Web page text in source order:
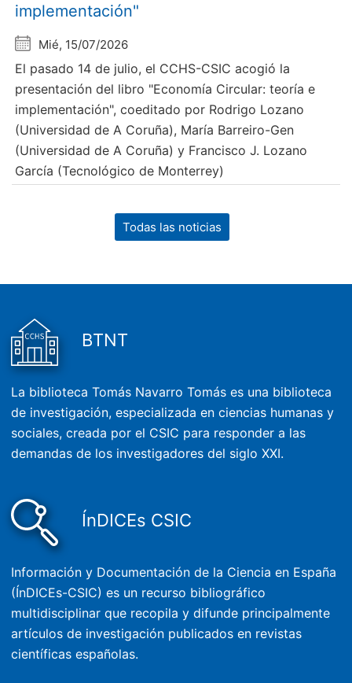
implementación"
Mié, 15/07/2026
El pasado 14 de julio, el CCHS-CSIC acogió la
presentación del libro "Economía Circular: teoría e
implementación", coeditado por Rodrigo Lozano
(Universidad de A Coruña), María Barreiro-Gen
(Universidad de A Coruña) y Francisco J. Lozano
García (Tecnológico de Monterrey)
Todas las noticias
BTNT
La biblioteca Tomás Navarro Tomás es una biblioteca
de investigación, especializada en ciencias humanas y
sociales, creada por el CSIC para responder a las
demandas de los investigadores del siglo XXI.
ÍnDICEs CSIC
Información y Documentación de la Ciencia en España
(ÍnDICEs-CSIC) es un recurso bibliográfico
multidisciplinar que recopila y difunde principalmente
artículos de investigación publicados en revistas
científicas españolas.